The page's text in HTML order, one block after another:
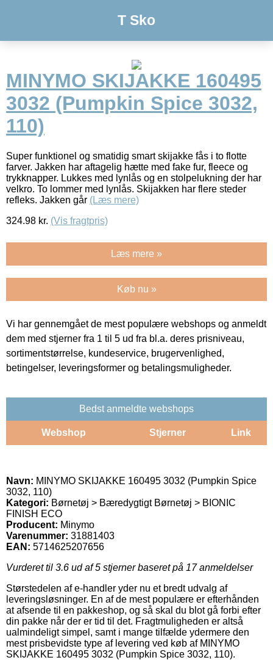
T Sko
MINYMO SKIJAKKE 160495
3032 (Pumpkin Spice 3032,
110)
Super funktionel og smatidig smart skijakke fås i to flotte
farver. Jakken har aftagelig hætte med fake fur, fleece og
trykknapper. Lukkes med lynlås og en stolpelukning der har
velkro. To lommer med lynlås. Skijakken har flere steder
refleks. Jakken går (Læs mere)
324.98 kr. (Vis fragtpris)
Læs mere »
Køb nu »
Vi har gennemgået de mest populære webshops og anmeldt
dem med stjerner fra 1 til 5 ud fra bl.a. deres prisniveau,
sortimentstørrelse, kundeservice, brugervenlighed,
betingelser, leveringsformer og betalingsmuligheder.
Bedst anmeldte webshops
Webshop Stjerner Link
Navn: MINYMO SKIJAKKE 160495 3032 (Pumpkin Spice
3032, 110)
Kategori: Børnetøj > Bæredygtigt Børnetøj > BIONIC
FINISH ECO
Producent: Minymo
Varenummer: 31881403
EAN: 5714625207656
Vurderet til 3.6 ud af 5 stjerner baseret på 17anmeldelser
Størstedelen af e-handler yder nu et bredt udvalg af
leveringsløsninger. En af de mest populære er efterhånden
at afsende til en pakkeshop, og så skal du blot gå forbi efter
din pakke når der er tid til det. Fragtmuligheden er altså
ualmindeligt simpel, samt i mange tilfælde ydermere den
mest prisbevidste type af levering ved køb af MINYMO
SKIJAKKE 160495 3032 (Pumpkin Spice 3032, 110).